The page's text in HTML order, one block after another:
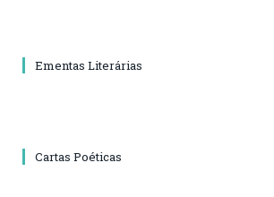
Ementas Literárias
Cartas Poéticas